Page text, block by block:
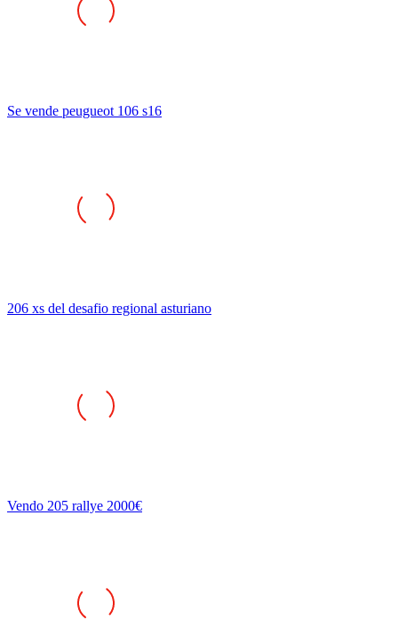
Se vende peugueot 106 s16
206 xs del desafio regional asturiano
Vendo 205 rallye 2000€